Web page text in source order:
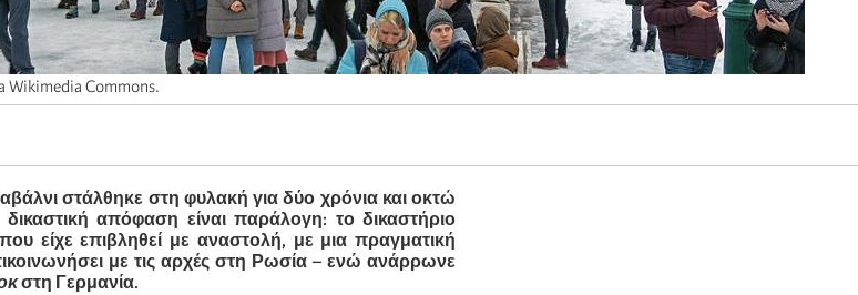
Wikimedia Commons.
στάλθηκε στη φυλακή για δύο χρόνια και οκτώ
απόφαση είναι παράλογη: το δικαστήριο
είχε επιβληθεί με αναστολή, με μια πραγματική
με τις αρχές στη Ρωσία – ενώ ανάρρωνε
στη Γερμανία.